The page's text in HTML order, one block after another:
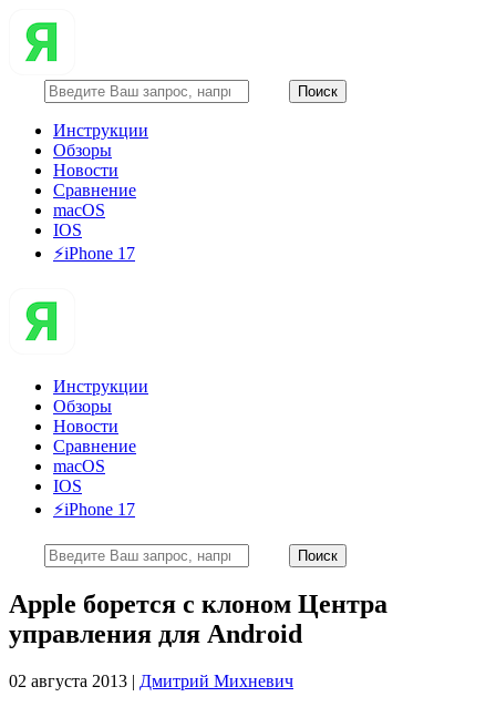
Инструкции
Обзоры
Новости
Сравнение
macOS
IOS
⚡️iPhone 17
Инструкции
Обзоры
Новости
Сравнение
macOS
IOS
⚡️iPhone 17
Apple борется с клоном Центра
управления для Android
02 августа 2013 | Дмитрий Михневич